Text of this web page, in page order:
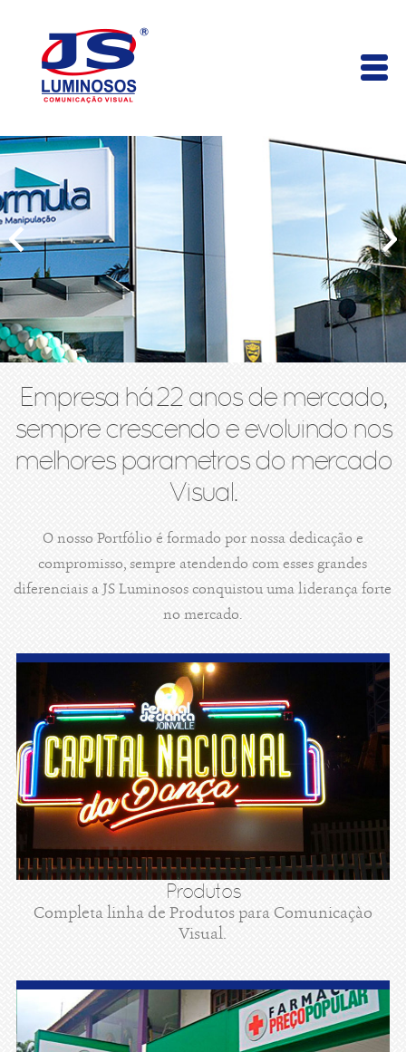
Empresa há 22 anos de mercado,
sempre crescendo e evoluindo nos
melhores parametros do mercado
Visual.
O nosso Portfólio é formado por nossa dedicação e
compromisso, sempre atendendo com esses grandes
diferenciais a JS Luminosos conquistou uma liderança forte
no mercado.
Produtos
Completa linha de Produtos para Comunicaçào
Visual.